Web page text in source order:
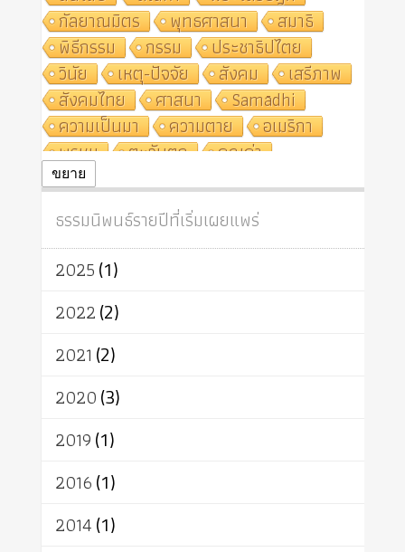
กัลยาณมิตร
พุทธศาสนา
สมาธิ
พิธีกรรม
กรรม
ประชาธิปไตย
วินัย
เหตุ-ปัจจัย สังคม
เสรีภาพ
สังคมไทย
ศาสนา
Samādhi
ความเป็นมา
ความตาย
อเมริกา
พรหม
ตะวันตก
คุณค่า
ปฏิจจสมุปบาท
ศาสนาประจำชาติ
อินเดีย
ผู้บริโภค
ธรรมาธิปไตย
จักร
การแยกรัฐกับศาสนา
ธรรมชาติ
เทคโนโลยี
สิทธิ
พุทธบริษัท
อัตถะ
เทวดา
ขยาย
ธรรมนิพนธ์รายปีที่เริ่มเผยแพร่
2025(1)
2022(2)
2021 (2)
2020(3)
2019(1)
2016(1)
2014(1)